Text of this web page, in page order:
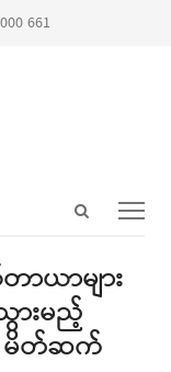
661
Open
ာယာများ
ားမည့်
း မိတ်ဆက်